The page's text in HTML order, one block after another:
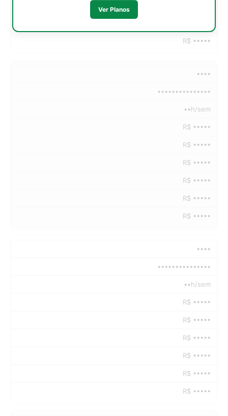
R$ •••••
••••
•••••••••••••••
••h/sem
R$ •••••
R$ •••••
R$ •••••
R$ •••••
R$ •••••
R$ •••••
••••
•••••••••••••••
••h/sem
R$ •••••
R$ •••••
R$ •••••
R$ •••••
R$ •••••
R$ •••••
Ver Planos